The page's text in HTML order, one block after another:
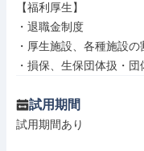
【福利厚生】
・退職金制度
・厚生施設、各種施設
・損保、生保団体扱・
試用期間
試用期間あり